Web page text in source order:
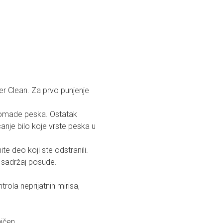
Clean. Za prvo punjenje
peska. Ostatak
bilo koje vrste peska u
deo koji ste odstranili.
posude.
neprijatnih mirisa,